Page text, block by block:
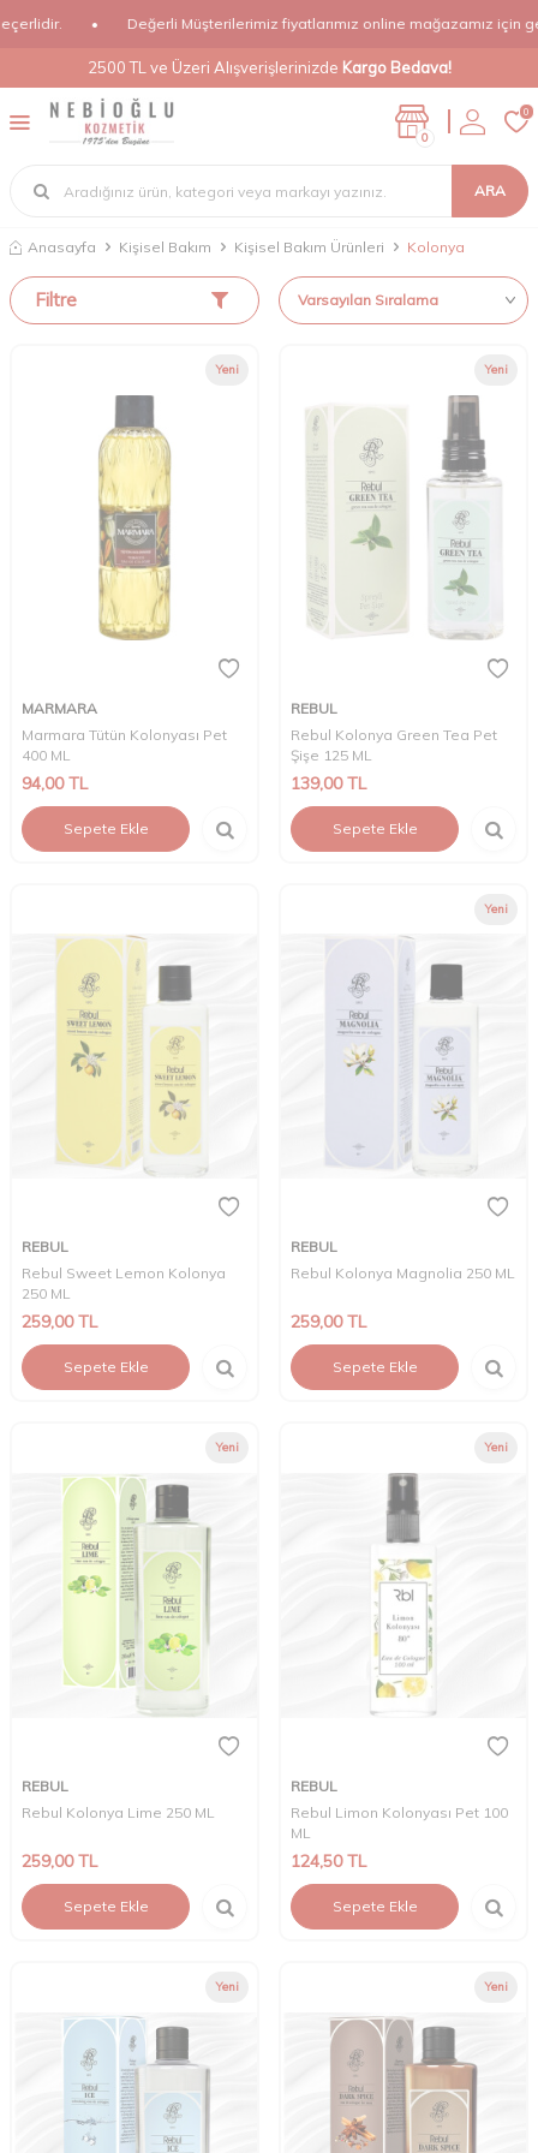
Değerli Müşterilerimiz fiyatlarımız online mağazamız için
2500 TL ve Üzeri Alışverişlerinizde Kargo Bedava!
ARA
0
0
Anasayfa Kişisel Bakım Kişisel Bakım Ürünleri Kolonya
Filtre
Yeni
MARMARA
Marmara Tütün Kolonyası Pet
400 ML
94,00TL
Sepete Ekle
Yeni
REBUL
Rebul Kolonya Green Tea Pet
Şişe 125 ML
139,00TL
Sepete Ekle
REBUL
Rebul Sweet Lemon Kolonya
250 ML
259,00TL
Sepete Ekle
Yeni
REBUL
Rebul Kolonya Magnolia 250 ML
259,00TL
Sepete Ekle
Yeni
REBUL
Rebul Kolonya Lime 250 ML
259,00TL
Sepete Ekle
Yeni
REBUL
Rebul Limon Kolonyası Pet 100
ML
124,50TL
Sepete Ekle
Yeni Yeni